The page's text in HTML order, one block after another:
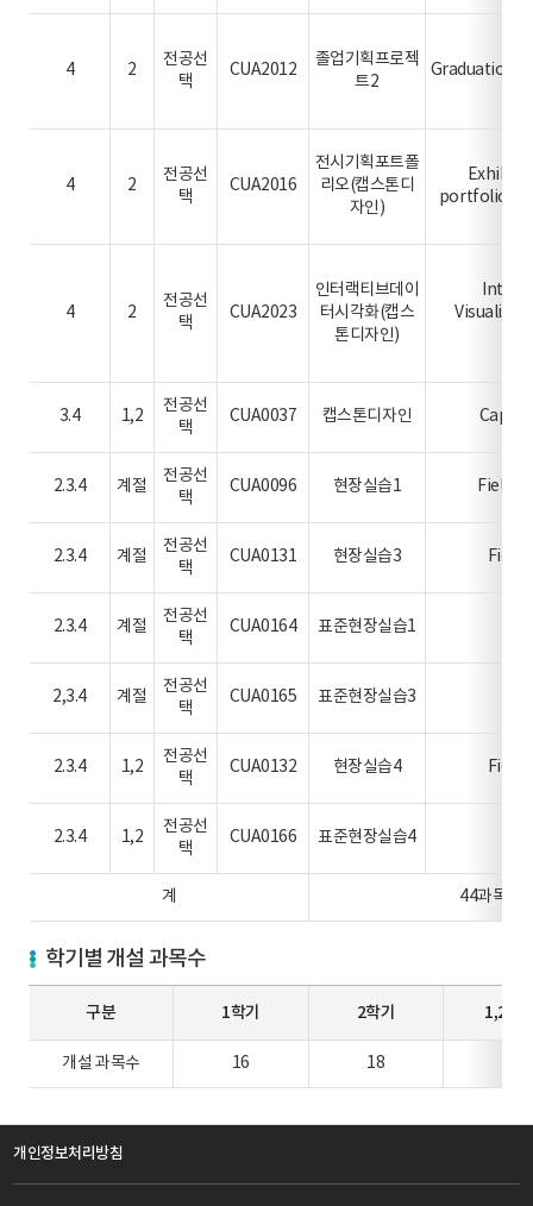
4 2
전공선
택
CUA2012
졸업기획프로젝
트2
Graduation
4 2
전공선
택
CUA2016
전시기획포트폴
리오(캡스톤디
자인)
4 2
전공선
택
CUA2023
인터랙티브데이
터시각화(캡스
톤디자인)
3.4 1,2
전공선
택
CUA0037 캡스톤디자인
2.3.4 계절
전공선
택
CUA0096 현장실습1
2.3.4 계절
전공선
택
CUA0131 현장실습3 Field
2.3.4 계절
전공선
택
CUA0164 표준현장실습1
2,3.4 계절
전공선
택
CUA0165 표준현장실습3
2.3.4 1,2
전공선
택
CUA0132 현장실습4 Field
2.3.4 1,2
전공선
택
CUA0166 표준현장실습4
계 44과목
학기별 개설 과목수
구분 1학기 2학기 1,2학
개설 과목수 16 18
개인정보처리방침